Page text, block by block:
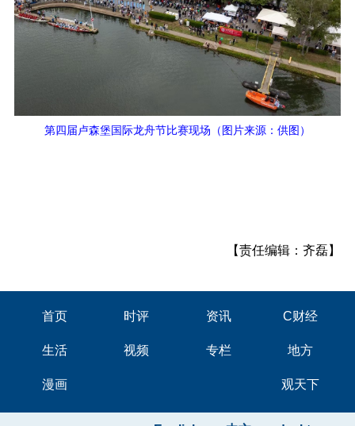
第四届卢森堡国际龙舟节比赛现场（图片来源：供图）
【责任编辑：齐磊】
首页 时评 资讯 C财经
生活 视频 专栏 地方
漫画 观天下